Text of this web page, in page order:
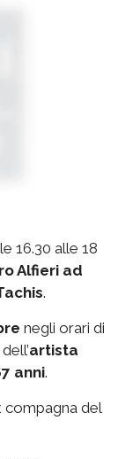
16.30 alle 18
Alfieri ad
.
negli orari di
dell’artista
anni.
compagna del